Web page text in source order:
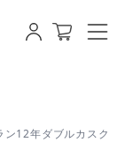
ルカスク | 【即
ン12年ダブルカスク